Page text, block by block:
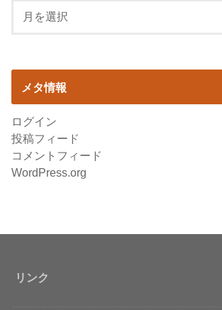
メタ情報
ログイン
投稿フィード
コメントフィード
WordPress.org
リンク